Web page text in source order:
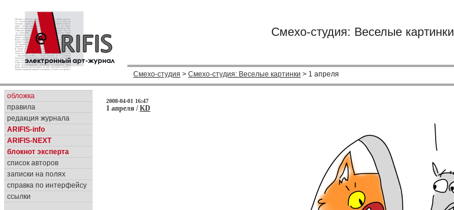
Смехо-студия: Веселые картинки
Смехо-студия > Смехо-студия: Веселые картинки > 1 апреля
обложка
правила
редакция журнала
ARIFIS-info
ARIFIS-NEXT
блокнот эксперта
список авторов
записки на полях
справка по интерфейсу
ссылки
2008-04-01 16:47
1 апреля /KD